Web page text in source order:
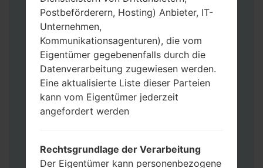
Dateien aus) Firmware-Dateien:
AP: „System & Recovery“
CP: „Modem & Radio“
CSC_***: „Country & Region & Operator“
HOME_CSC_***: „Country & Region &
Operator“
Fügen Sie dem Programm Odin 3 alle
Dateien hinzu.
möchten, wählen Sie CSC_***, in einem
Postbeförderern, Hosting) Anbieter, IT-
Unternehmen,
Kommunikationsagenturen), die vom
Eigentümer gegebenenfalls durch die
Datenverarbeitung zugewiesen werden.
Eine aktualisierte Liste dieser Parteien
kann vom Eigentümer jederzeit
angefordert werden
Rechtsgrundlage der Verarbeitung
Der Eigentümer kann personenbezogene